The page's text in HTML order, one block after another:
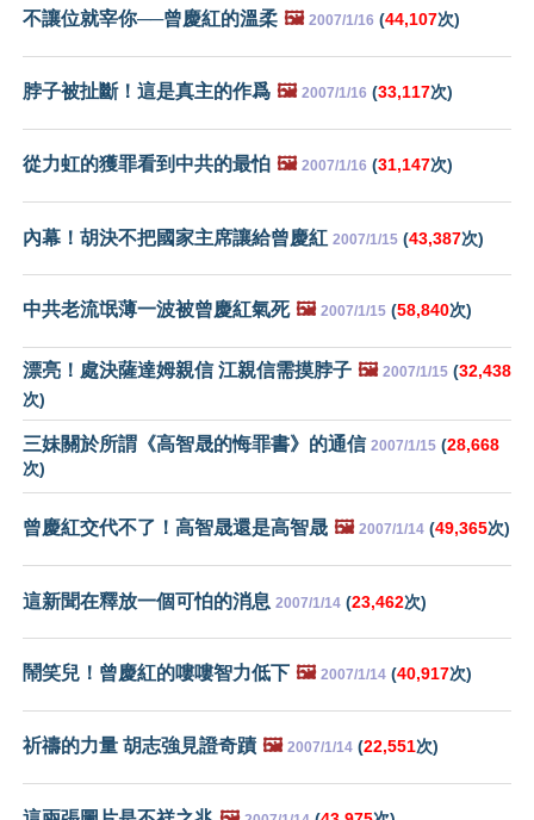
不讓位就宰你──曾慶紅的溫柔 🖼️ 2007/1/16 (44,107次)
脖子被扯斷！這是真主的作爲 🖼️ 2007/1/16 (33,117次)
從力虹的獲罪看到中共的最怕 🖼️ 2007/1/16 (31,147次)
內幕！胡決不把國家主席讓給曾慶紅 2007/1/15 (43,387次)
中共老流氓薄一波被曾慶紅氣死 🖼️ 2007/1/15 (58,840次)
漂亮！處決薩達姆親信 江親信需摸脖子 🖼️ 2007/1/15 (32,438
次)
三妹關於所謂《高智晟的悔罪書》的通信 2007/1/15 (28,668
次)
曾慶紅交代不了！高智晟還是高智晟 🖼️ 2007/1/14 (49,365次)
這新聞在釋放一個可怕的消息 2007/1/14 (23,462次)
鬧笑兒！曾慶紅的嘍嘍智力低下 🖼️ 2007/1/14 (40,917次)
祈禱的力量 胡志強見證奇蹟 🖼️ 2007/1/14 (22,551次)